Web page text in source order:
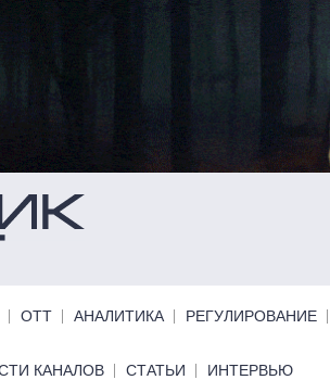
ОТТ АНАЛИТИКА РЕГУЛИРОВАНИЕ
КАНАЛОВ СТАТЬИ ИНТЕРВЬЮ